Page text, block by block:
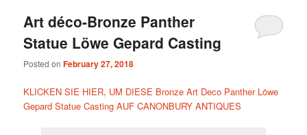
Art déco-Bronze Panther
Statue Löwe Gepard Casting
Posted onFebruary 27, 2018
KLICKEN SIE HIER, UM DIESE Bronze Art Deco Panther Löwe
Gepard Statue Casting AUF CANONBURY ANTIQUES